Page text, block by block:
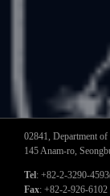
02841, Department
145 Anam-ro,
Tel: +82-2-3290-
Fax: +82-2-926-6102